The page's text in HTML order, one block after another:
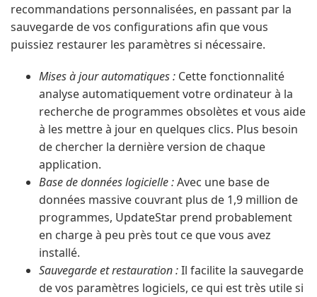
recommandations personnalisées, en passant par la
sauvegarde de vos configurations afin que vous
puissiez restaurer les paramètres si nécessaire.
Mises à jour automatiques : Cette fonctionnalité
analyse automatiquement votre ordinateur à la
recherche de programmes obsolètes et vous aide
à les mettre à jour en quelques clics. Plus besoin
de chercher la dernière version de chaque
application.
Base de données logicielle :Avec une base de
données massive couvrant plus de 1,9 million de
programmes, UpdateStar prend probablement
en charge à peu près tout ce que vous avez
installé.
Sauvegarde et restauration :Il facilite la sauvegarde
de vos paramètres logiciels, ce qui est très utile si